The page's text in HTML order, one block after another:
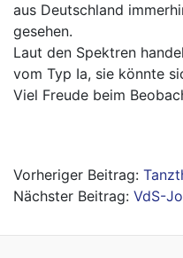
aus Deutschland
gesehen.
Laut den Spektren
vom Typ Ia, sie könnte
Viel Freude beim
VdS-